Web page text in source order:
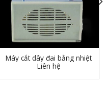
Máy cắt dây đai bằng nhiệt
Liên hệ